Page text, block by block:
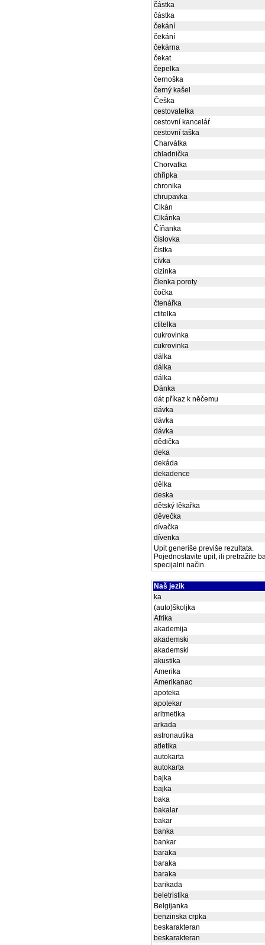
částka
částka
čekání
čekání
čekárna
čekat
čepelka
černoška
černý kašel
Češka
cestovatelka
cestovní kanceláŕ
cestovní taška
Charvátka
chladnička
Chorvatka
chřipka
chronika
chrupavka
Cikán
Cikánka
Číňanka
čislovka
čistka
cívka
cizinka
členka poroty
čočka
čtenářka
ctitelka
ctitelka
cukrovinka
cukrovinka
dálka
dálka
dálka
Dánka
dát příkaz k něčemu
dávka
dávka
dávka
dědička
deka
dekáda
dekadence
dělka
deska
dětský lěkařka
děvečka
dívačka
dívenka
Upit generiše previše rezultata.
Pojednostavite upit, ili pretražite
specijalni način.
Naš jezik
ka
(auto)školjka
Afrika
akademija
akademski
akademski
akustika
Amerika
Amerikanac
apoteka
apotekar
aritmetika
arkada
astronautika
atletika
autokarta
autokarta
bajka
bajka
baka
bakalar
bakar
banka
bankar
baraka
baraka
baraka
barikada
beletristika
Belgijanka
benzinska crpka
beskarakteran
beskarakteran